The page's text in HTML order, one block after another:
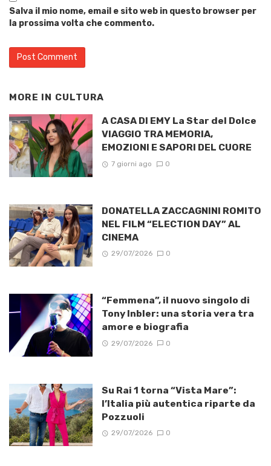
Salva il mio nome, email e sito web in questo browser per
la prossima volta che commento.
MORE IN CULTURA
A CASA DI EMY La Star del Dolce
VIAGGIO TRA MEMORIA,
EMOZIONI E SAPORI DEL CUORE
7 giorni ago 0
DONATELLA ZACCAGNINI ROMITO
NEL FILM “ELECTION DAY” AL
CINEMA
29/07/2026 0
“Femmena”, il nuovo singolo di
Tony Inbler: una storia vera tra
amore e biografia
29/07/2026 0
Su Rai 1 torna “Vista Mare”:
l’Italia più autentica riparte da
Pozzuoli
29/07/2026 0